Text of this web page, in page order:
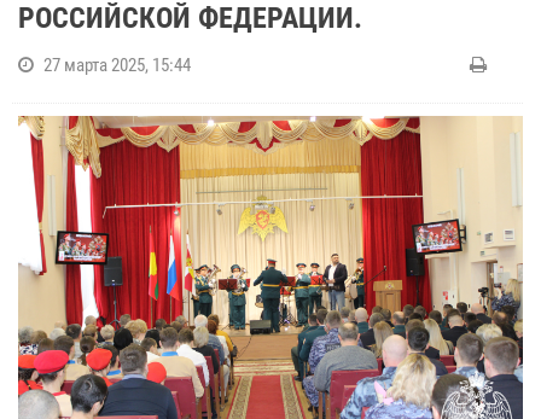
РОССИЙСКОЙ ФЕДЕРАЦИИ.
27 марта 2025, 15:44